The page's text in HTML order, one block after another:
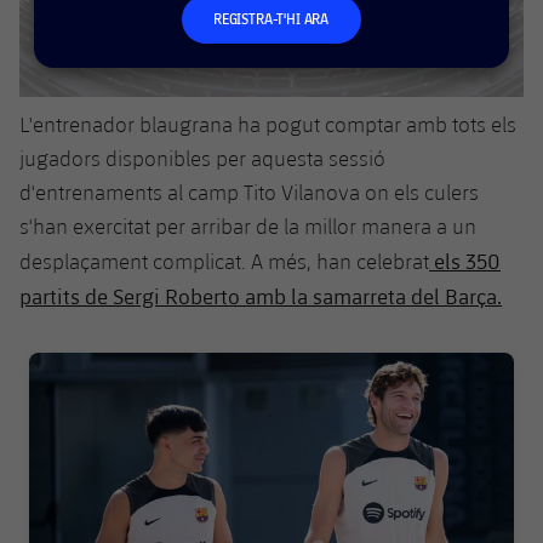
Serveis Mèdics
Accessibilitat
Acreditacions
Instal·lacions
Infantil B
Classificació
Jugadors
Fotos
Palmarès
Història
Resultats
Jugadors
Classificació
Juvenil
Aleví
PLUSICON
Primer equip
plusicon
més
Actualitat
Calendari
Resultats
Classificació
Barça Atlètic
plusicon
més
Resultats
Jugadors
Barça C
Junior
PLUSICON
Informació general
plusicon
més
REGISTRA-T'HI ARA
L'entrenador blaugrana ha pogut comptar amb tots els
jugadors disponibles per aquesta sessió
d'entrenaments al camp Tito Vilanova on els culers
s'han exercitat per arribar de la millor manera a un
desplaçament complicat. A més, han celebrat els 350
partits de Sergi Roberto amb la samarreta del Barça.
FC Barcelona club badge